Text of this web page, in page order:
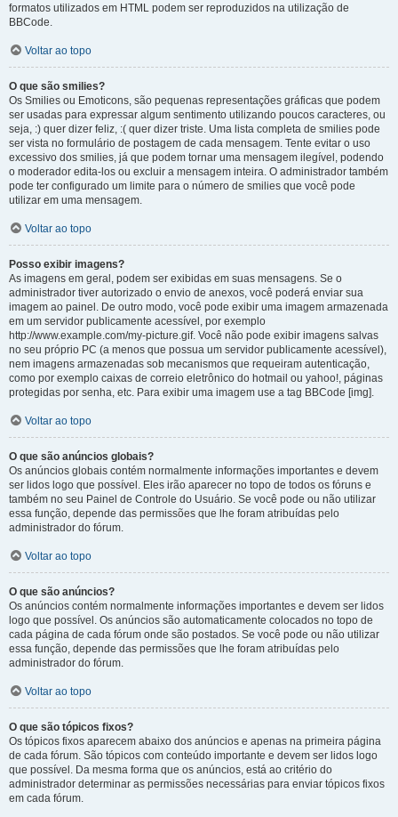
formatos utilizados em HTML podem ser reproduzidos na utilização de
BBCode.
Voltar ao topo
O que são smilies?
Os Smilies ou Emoticons, são pequenas representações gráficas que podem
ser usadas para expressar algum sentimento utilizando poucos caracteres, ou
seja, :) quer dizer feliz, :( quer dizer triste. Uma lista completa de smilies pode
ser vista no formulário de postagem de cada mensagem. Tente evitar o uso
excessivo dos smilies, já que podem tornar uma mensagem ilegível, podendo
o moderador edita-los ou excluir a mensagem inteira. O administrador também
pode ter configurado um limite para o número de smilies que você pode
utilizar em uma mensagem.
Voltar ao topo
Posso exibir imagens?
As imagens em geral, podem ser exibidas em suas mensagens. Se o
administrador tiver autorizado o envio de anexos, você poderá enviar sua
imagem ao painel. De outro modo, você pode exibir uma imagem armazenada
em um servidor publicamente acessível, por exemplo
http://www.example.com/my-picture.gif. Você não pode exibir imagens salvas
no seu próprio PC (a menos que possua um servidor publicamente acessível),
nem imagens armazenadas sob mecanismos que requeiram autenticação,
como por exemplo caixas de correio eletrônico do hotmail ou yahoo!, páginas
protegidas por senha, etc. Para exibir uma imagem use a tag BBCode [img].
Voltar ao topo
O que são anúncios globais?
Os anúncios globais contém normalmente informações importantes e devem
ser lidos logo que possível. Eles irão aparecer no topo de todos os fóruns e
também no seu Painel de Controle do Usuário. Se você pode ou não utilizar
essa função, depende das permissões que lhe foram atribuídas pelo
administrador do fórum.
Voltar ao topo
O que são anúncios?
Os anúncios contém normalmente informações importantes e devem ser lidos
logo que possível. Os anúncios são automaticamente colocados no topo de
cada página de cada fórum onde são postados. Se você pode ou não utilizar
essa função, depende das permissões que lhe foram atribuídas pelo
administrador do fórum.
Voltar ao topo
O que são tópicos fixos?
Os tópicos fixos aparecem abaixo dos anúncios e apenas na primeira página
de cada fórum. São tópicos com conteúdo importante e devem ser lidos logo
que possível. Da mesma forma que os anúncios, está ao critério do
administrador determinar as permissões necessárias para enviar tópicos fixos
em cada fórum.